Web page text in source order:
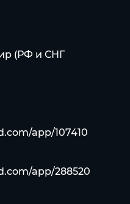
(РФ и СНГ
app/107410
app/288520